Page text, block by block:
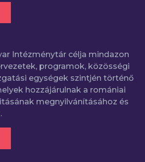
Intézménytár célja mindazon
programok, közösségi
egységek szintjén történő
hozzájárulnak a romániai
megnyilvánításához és